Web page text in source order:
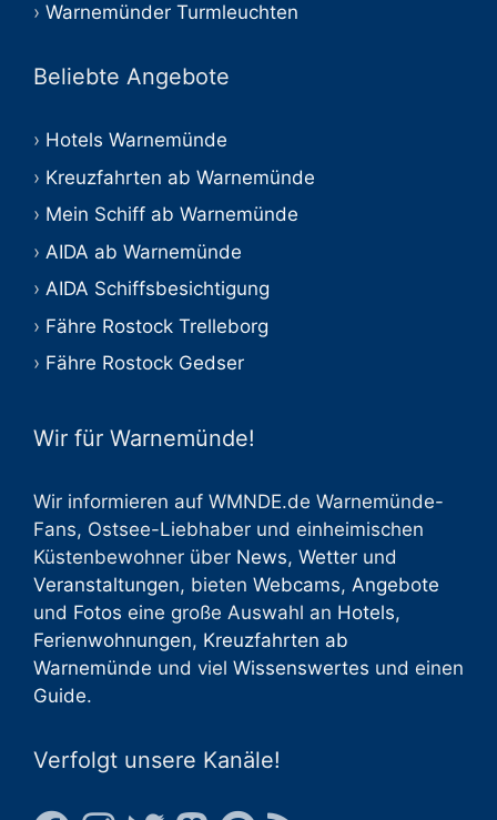
Warnemünder Turmleuchten
Beliebte Angebote
Hotels Warnemünde
Kreuzfahrten ab Warnemünde
Mein Schiff ab Warnemünde
AIDA ab Warnemünde
AIDA Schiffsbesichtigung
Fähre Rostock Trelleborg
Fähre Rostock Gedser
Wir für Warnemünde!
Wir informieren auf WMNDE.de Warnemünde-
Fans, Ostsee-Liebhaber und einheimischen
Küstenbewohner über News, Wetter und
Veranstaltungen, bieten Webcams, Angebote
und Fotos eine große Auswahl an Hotels,
Ferienwohnungen, Kreuzfahrten ab
Warnemünde und viel Wissenswertes und einen
Guide.
Verfolgt unsere Kanäle!